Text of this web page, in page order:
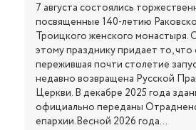
7 августа состоялись
посвященные 140-летию
Троицкого женского монастыря.
этому празднику придает то, что
пережившая почти столетие
недавно возвращена Русской
Церкви. В декабре 2025 года
официально переданы
епархии.Весной 2026 года...